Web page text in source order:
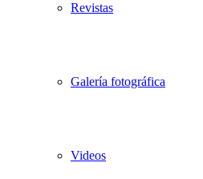
Revistas
Galería fotográfica
Videos